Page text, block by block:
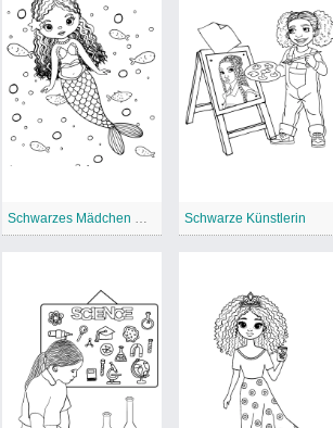
Schwarzes Mädchen Meerjungfrau Schwarze Künstlerin